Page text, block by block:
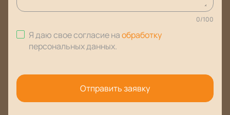
0/100
Я даю свое согласие наобработку
персональных данных.
Отправить заявку